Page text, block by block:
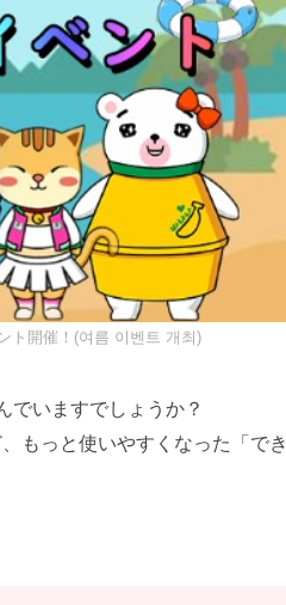
ト開催！(여름 이벤트 개최)
でいますでしょうか？
もっと使いやすくなった「で